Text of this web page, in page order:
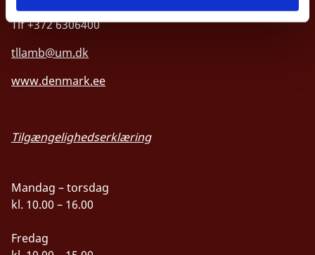
Tlf +372 6306400
tllamb@um.dk
www.denmark.ee
Tilgængelighedserklæring
Mandag – torsdag
kl. 10.00 – 16.00
Fredag